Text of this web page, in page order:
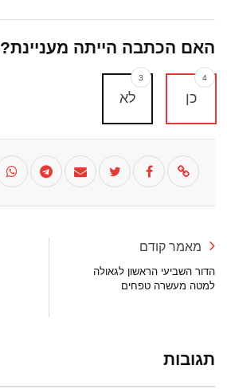
האם הכתבה הייתה מעניינת?
כן
4
לא
3
מאמר קודם
הדור השביעי הראשון לגאולה
למטה מעשרה טפחים
תגובות